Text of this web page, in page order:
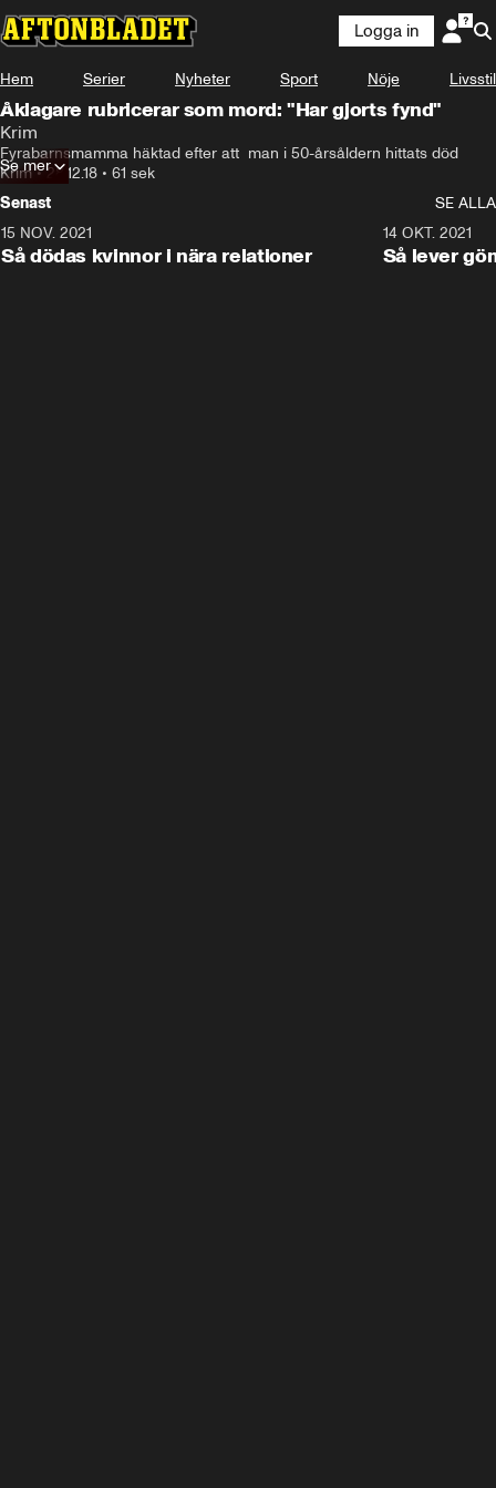
Logga in
Hem Serier Nyheter Sport Nöje Livsstil
Åklagare rubricerar som mord: "Har gjorts fynd"
Krim
Fyrabarnsmamma häktad efter att  man i 50-årsåldern hittats död
Krim•28.12.18 • 61 sek
Se mer
Senast
SE ALLA
15 NOV. 2021
Så dödas kvinnor i nära relationer
14 OKT. 2021
Så lever